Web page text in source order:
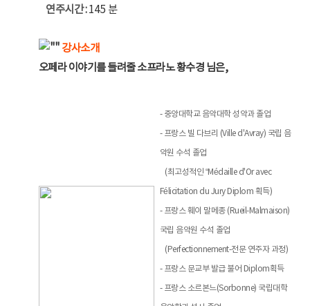
연주시간 :145 분
강사소개
오페라 이야기를 들려줄 소프라노 황수경 님은,
- 중앙대학교 음악대학 성악과 졸업
- 프랑스 빌 다브리 (Ville d'Avray) 국립 음
악원 수석 졸업
(최고성적인 “Médaille d'Or avec
Félicitation du Jury Diplom 획득)
- 프랑스 훼이 말메종 (Rueil-Malmaison)
국립 음악원 수석 졸업
(Perfectionnement-전문 연주자 과정)
- 프랑스 문교부 발급 불어 Diplom획득
- 프랑스 소르본느(Sorbonne) 국립대학